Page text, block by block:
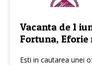
Vacanta de 1
Fortuna, Eforie
Esti in cautarea unei